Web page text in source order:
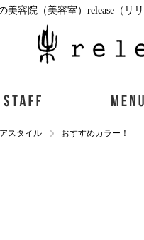
容院（美容室）release（リ
スタイル おすすめカラー！